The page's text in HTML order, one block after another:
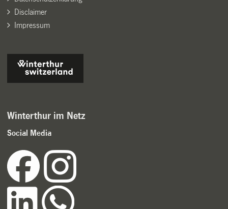
Disclaimer
Impressum
Winterthur im Netz
Social Media